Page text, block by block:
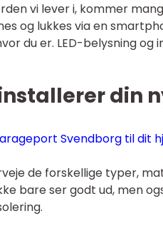
vi lever i, kommer
og lukkes via en
du er. LED-belysning og
din
Svendborg til dit
de forskellige typer,
bare ser godt ud, men